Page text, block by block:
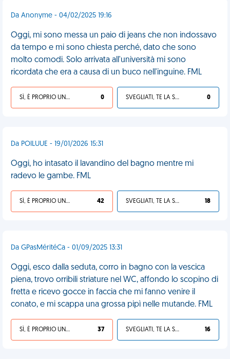
Da Anonyme - 04/02/2025 19:16
Oggi, mi sono messa un paio di jeans che non indossavo
da tempo e mi sono chiesta perché, dato che sono
molto comodi. Solo arrivata all'università mi sono
ricordata che era a causa di un buco nell'inguine. FML
SÌ, È PROPRIO UNA VDM! 0 SVEGLIATI, TE LA SEI CERCATA! 0
Da POILUUE - 19/01/2026 15:31
Oggi, ho intasato il lavandino del bagno mentre mi
radevo le gambe. FML
SÌ, È PROPRIO UNA VDM! 42 SVEGLIATI, TE LA SEI CERCATA! 18
Da GPasMéritéCa - 01/09/2025 13:31
Oggi, esco dalla seduta, corro in bagno con la vescica
piena, trovo orribili striature nel WC, affondo lo scopino di
fretta e ricevo gocce in faccia che mi fanno venire il
conato, e mi scappa una grossa pipì nelle mutande. FML
SÌ, È PROPRIO UNA VDM! 37 SVEGLIATI, TE LA SEI CERCATA! 16